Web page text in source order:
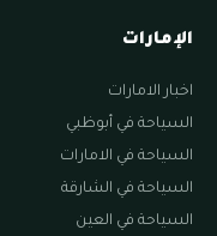
الإمارات
اخبار الامارات
السياحة في أبوظبي
السياحة في الامارات
السياحة في الشارقة
السياحة في العين